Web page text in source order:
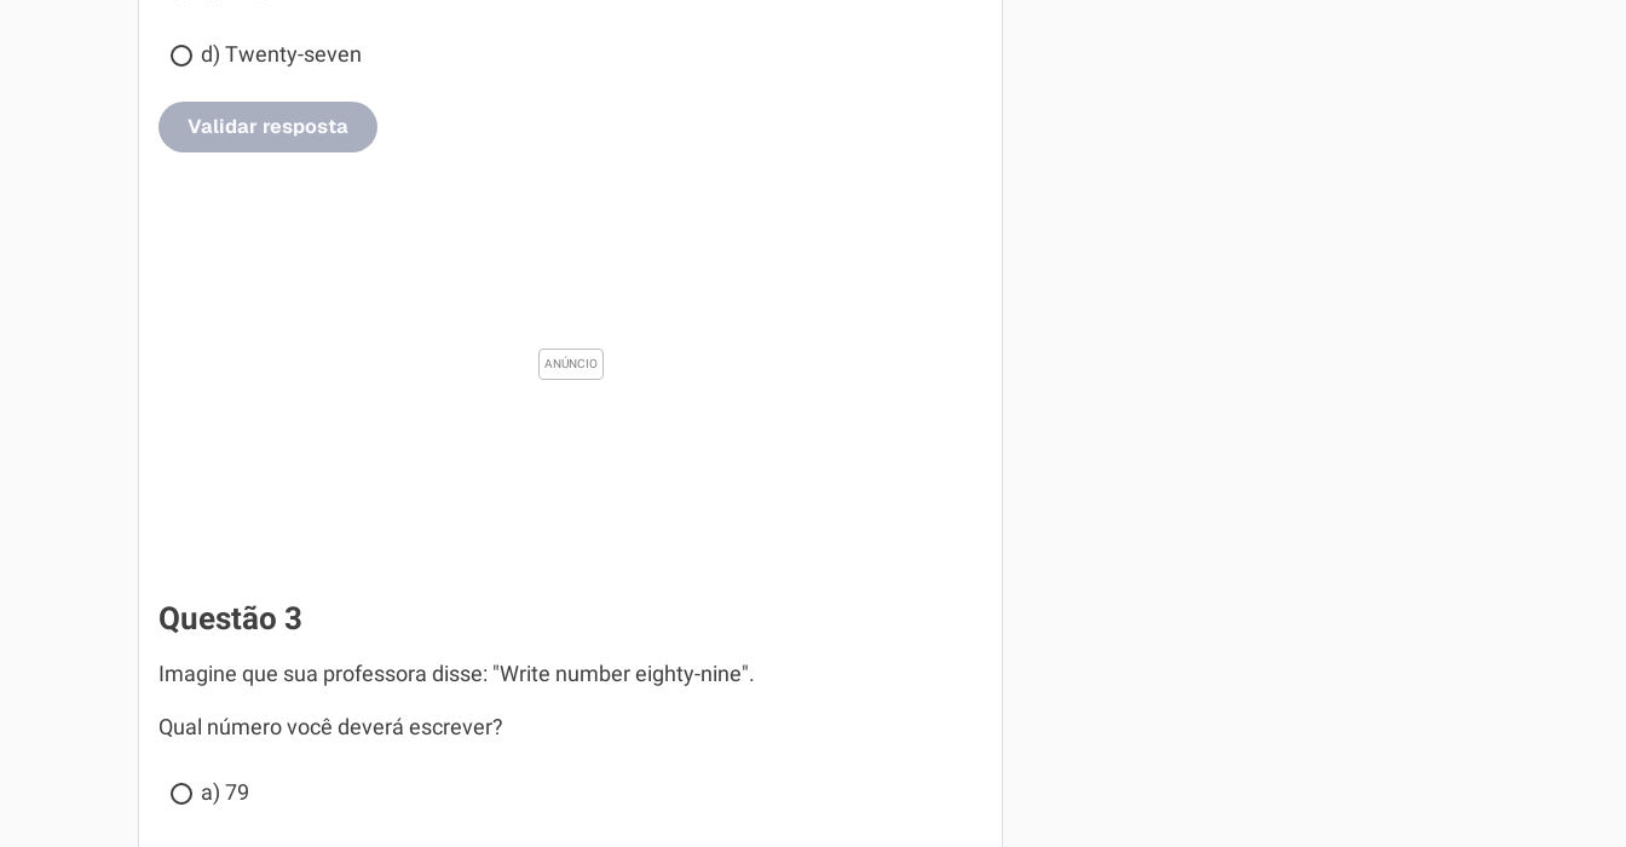
d) Twenty-seven
Validar resposta
Questão 3
Imagine que sua professora disse: "Write number eighty-nine".
Qual número você deverá escrever?
a) 79